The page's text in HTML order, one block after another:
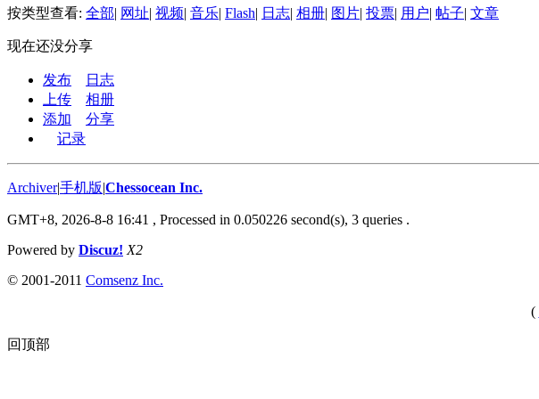
按类型查看: 全部| 网址| 视频| 音乐| Flash| 日志| 相册| 图片| 投票| 用户| 帖子| 文章
现在还没分享
发布
日志
上传
相册
添加
分享
记录
Archiver|手机版|Chessocean Inc.
GMT+8, 2026-8-8 16:41 , Processed in 0.050226 second(s), 3 queries .
Powered by Discuz! X2
© 2001-2011 Comsenz Inc.
(
回顶部